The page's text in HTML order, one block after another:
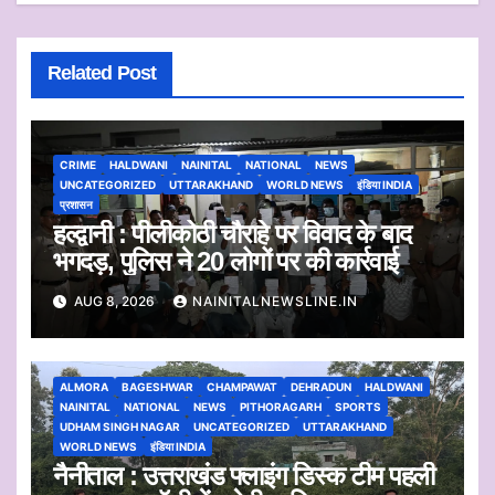
Related Post
CRIME HALDWANI NAINITAL NATIONAL
NEWS
UNCATEGORIZED
UTTARAKHAND WORLD NEWS
इंडिया INDIA
प्रशासन
हल्द्वानी : पीलीकोठी चौराहे पर विवाद के बाद
भगदड़, पुलिस ने 20 लोगों पर की कार्रवाई
AUG 8, 2026 NAINITALNEWSLINE.IN
ALMORA BAGESHWAR CHAMPAWAT DEHRADUN
HALDWANI
NAINITAL
NATIONAL NEWS PITHORAGARH
SPORTS
UDHAM SINGH NAGAR
UNCATEGORIZED
UTTARAKHAND
WORLD NEWS
इंडिया INDIA
नैनीताल : उत्तराखंड फ्लाइंग डिस्क टीम पहली